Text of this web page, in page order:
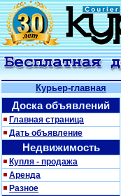
Курьер-главная
Доска объявлений
Главная страница
Дать объявление
Недвижимость
Купля - продажа
Аренда
Разное